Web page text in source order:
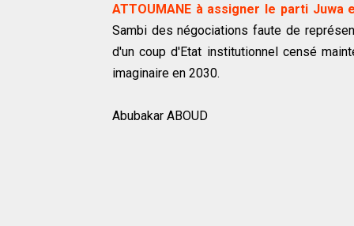
ATTOUMANE à assigner le parti Juwa
Sambi des négociations faute de
d'un coup d'Etat institutionnel censé
imaginaire en 2030.
Abubakar ABOUD